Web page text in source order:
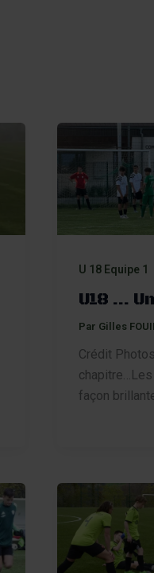
U 18 Equipe 1
U18 …
Par Gilles
Crédit
façon